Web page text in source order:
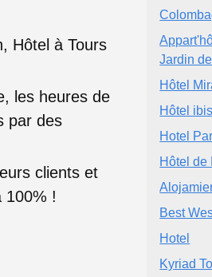
Hôtel à Tours
les heures de
par des
clients et
100% !
Jardin
Hôtel
Hôtel
Hotel
Hôtel de
Best
Hotel
Kyriad